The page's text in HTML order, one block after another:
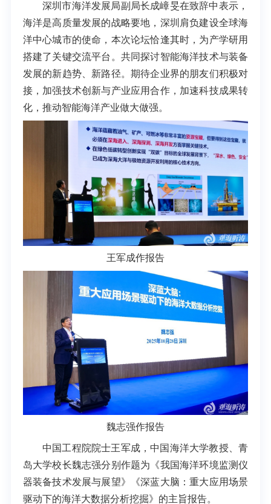
深圳市海洋发展局副局长成嶂旻在致辞中表示，
海洋是高质量发展的战略要地，深圳肩负建设全球海
洋中心城市的使命，本次论坛恰逢其时，为产学研用
搭建了关键交流平台。共同探讨智能海洋技术与装备
发展的新趋势、新路径。期待企业界的朋友们积极对
接，加强技术创新与产业应用合作，加速科技成果转
化，推动智能海洋产业做大做强。
王军成作报告
魏志强作报告
中国工程院院士王军成，中国海洋大学教授、青
岛大学校长魏志强分别作题为《我国海洋环境监测仪
器装备技术发展与展望》《深蓝大脑：重大应用场景
驱动下的海洋大数据分析挖掘》的主旨报告。